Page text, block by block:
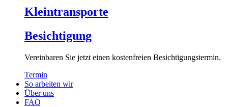
Kleintransporte
Besichtigung
Vereinbaren Sie jetzt einen kostenfreien Besichtigungstermin.
Termin
So arbeiten wir
Über uns
FAQ